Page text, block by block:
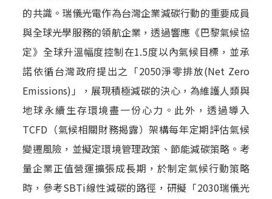
的共識。瑞儀光電作為台灣企業減碳行動的重要成員
與全球光學服務的領航企業，透過響應《巴黎氣候協
定》全球升溫幅度控制在1.5度以內氣候目標，並承
諾依循台灣政府提出之「2050淨零排放(Net Zero
Emissions)」，展現積極減碳的決心，為維護人類與
地球永續生存環境盡一份心力。此外，透過導入
TCFD（氣候相關財務揭露）架構每年定期評估氣候
變遷風險，並擬定環境管理政策、節能減碳策略。考
量企業正值營運擴張成長期，於制定氣候行動策略
時，參考SBTi線性減碳的路徑，研擬「2030瑞儀光